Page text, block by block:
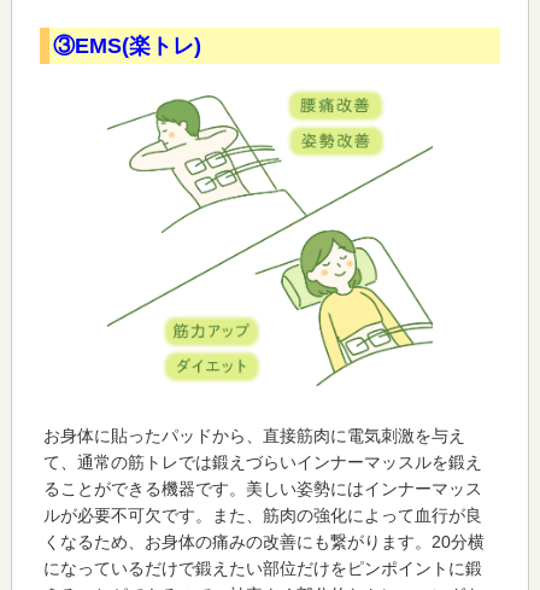
③EMS(楽トレ)
お身体に貼ったパッドから、直接筋肉に電気刺激を与え
て、通常の筋トレでは鍛えづらいインナーマッスルを鍛え
ることができる機器です。美しい姿勢にはインナーマッス
ルが必要不可欠です。また、筋肉の強化によって血行が良
くなるため、お身体の痛みの改善にも繋がります。20分横
になっているだけで鍛えたい部位だけをピンポイントに鍛